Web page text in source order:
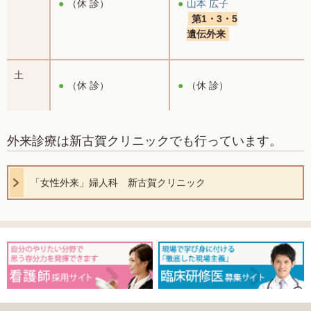
（休 診）
山本 広子
第1・3・5
遺伝外来
土
（休 診）
（休 診）
外来診療は新古賀クリニックでも行っています。
「女性外来」婦人科 新古賀クリニック